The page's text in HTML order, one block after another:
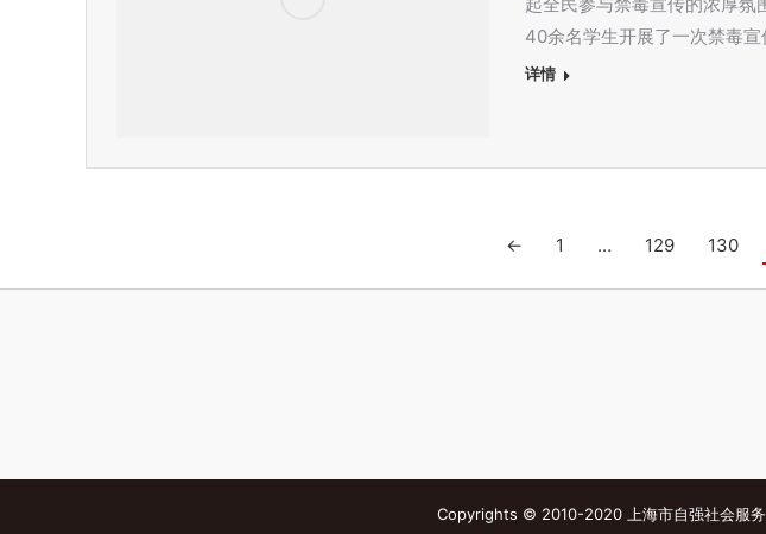
40余名学生开展了一次禁毒宣
详情
← 1 … 129 130
Copyrights © 2010-2020 上海市自强社会服